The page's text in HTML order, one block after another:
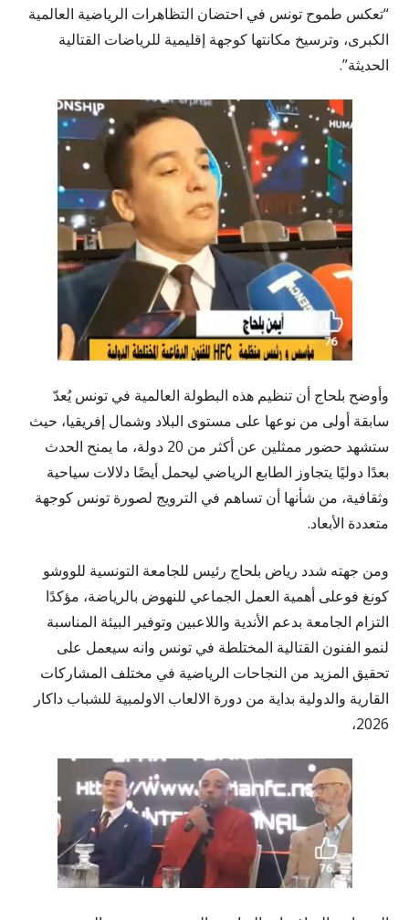
“تعكس طموح تونس في احتضان التظاهرات الرياضية العالمية
الكبرى، وترسيخ مكانتها كوجهة إقليمية للرياضات القتالية
الحديثة”.
وأوضح بلحاج أن تنظيم هذه البطولة العالمية في تونس يُعدّ
سابقة أولى من نوعها على مستوى البلاد وشمال إفريقيا، حيث
ستشهد حضور ممثلين عن أكثر من 20 دولة، ما يمنح الحدث
بعدًا دوليًا يتجاوز الطابع الرياضي ليحمل أيضًا دلالات سياحية
وثقافية، من شأنها أن تساهم في الترويج لصورة تونس كوجهة
متعددة الأبعاد.
ومن جهته شدد رياض بلحاج رئيس للجامعة التونسية للووشو
كونغ فوعلى أهمية العمل الجماعي للنهوض بالرياضة، مؤكدًا
التزام الجامعة بدعم الأندية واللاعبين وتوفير البيئة المناسبة
لنمو الفنون القتالية المختلطة في تونس وانه سيعمل على
تحقيق المزيد من النجاحات الرياضية في مختلف المشاركات
القارية والدولية بداية من دورة الالعاب الاولمبية للشباب داكار
2026،